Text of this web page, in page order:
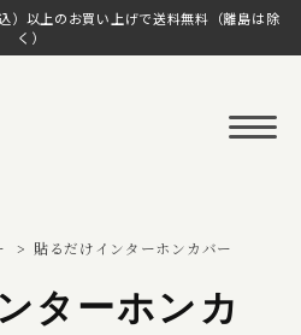
）以上のお買い上げで送料無料（離島は除
く）
> 貼るだけインターホンカバー
ターホンカ